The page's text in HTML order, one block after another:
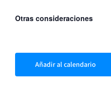
Otras consideraciones
Añadir al calendario